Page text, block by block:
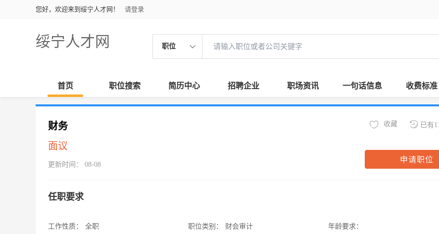
您好，欢迎来到绥宁人才网！ 请登录
绥宁人才网 职位
首页 职位搜索 简历中心 招聘企业 职场资讯 一句话信息 收费标准
财务
面议
更新时间： 08-08
已有
收藏
申请职位
任职要求
工作性质：
全职
职位类别：
财会审计
年龄要求：